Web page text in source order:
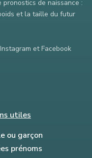
pronostics de naissance :
et la taille du futur
et Facebook
utiles
ou garçon
prénoms